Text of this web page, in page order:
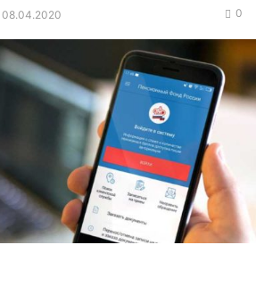
08.04.2020 0